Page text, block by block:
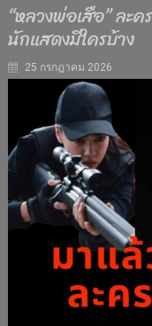
“หลวงพ่อเสือ” ละ
นักแสดงมีใครบ้าง
25 กรกฎาคม 2026